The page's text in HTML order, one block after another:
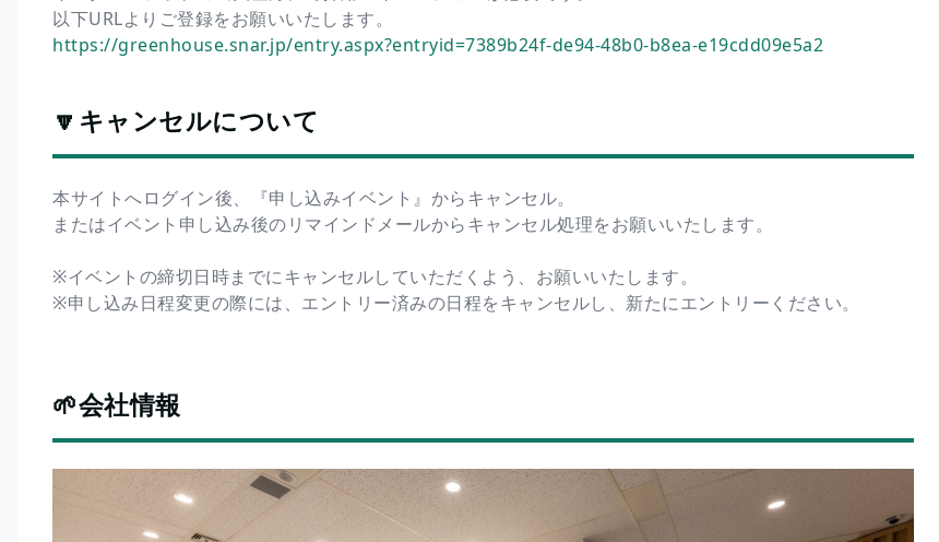
以下URLよりご登録をお願いいたします。
https://greenhouse.snar.jp/entry.aspx?entryid=7389b24f-de94-48b0-b8ea-e19cdd09e5a2
🔽キャンセルについて
本サイトへログイン後、『申し込みイベント』からキャンセル。
またはイベント申し込み後のリマインドメールからキャンセル処理をお願いいたします。
※イベントの締切日時までにキャンセルしていただくよう、お願いいたします。
※申し込み日程変更の際には、エントリー済みの日程をキャンセルし、新たにエントリーください。
🌱会社情報